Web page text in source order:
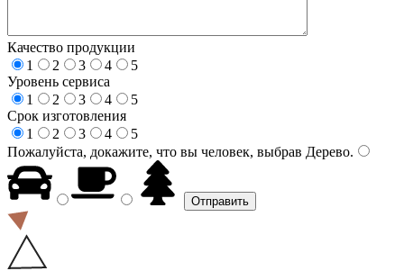
Качество продукции
1
2 3 4
5
Уровень сервиса
1
2 3 4
5
Срок изготовления
1
2 3 4
5
Пожалуйста, докажите, что вы человек, выбрав Дерево.